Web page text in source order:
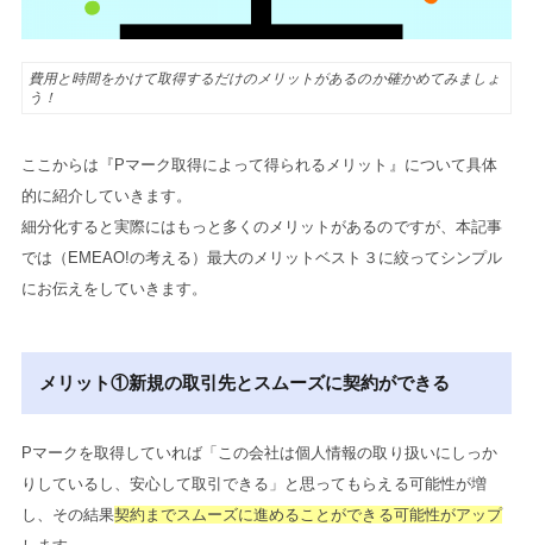
費用と時間をかけて取得するだけのメリットがあるのか確かめてみましょ
う！
ここからは『Pマーク取得によって得られるメリット』について具体
的に紹介していきます。
細分化すると実際にはもっと多くのメリットがあるのですが、本記事
では（EMEAO!の考える）最大のメリットベスト３に絞ってシンプル
にお伝えをしていきます。
メリット①新規の取引先とスムーズに契約ができる
Pマークを取得していれば「この会社は個人情報の取り扱いにしっか
りしているし、安心して取引できる」と思ってもらえる可能性が増
し、その結果契約までスムーズに進めることができる可能性がアップ